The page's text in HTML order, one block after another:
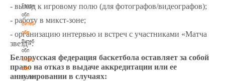
Гродненская
обл
Витебская
обл
Витебская
обл
Могилевская
обл
Могилевская
- выход к игровому полю (для фотографов/видеографов);
- работу в микст-зоне;
- организацию интервью и встреч с участниками «Матча
звезд».
Белорусская федерация баскетбола оставляет за собой
право на отказ в выдаче аккредитации или ее
аннулировании в случаях: